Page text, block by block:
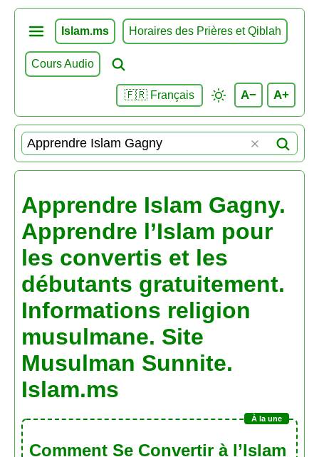
Islam.ms Horaires des Prières et Qiblah
Cours Audio
🇫🇷 Français A− A+
Apprendre Islam Gagny.
Apprendre l’Islam pour
les convertis et les
débutants gratuitement.
Informations religion
musulmane. Site
Musulman Sunnite.
Islam.ms
Comment Se Convertir à l’Islam